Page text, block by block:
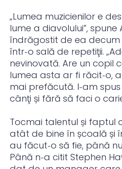
„Lumea muzicienilor e
lume a diavolului”, spune
îndrăgostit de ea decum
într‑o sală de repetiţii.
nevinovată. Are un copil
lumea asta ar fi răcit‑o,
mai prefăcută. I‑am
cânţi și fără să faci o
Tocmai talentul și faptul
atât de bine în școală și
au făcut‑o să fie, până
Până n‑a citit Stephen